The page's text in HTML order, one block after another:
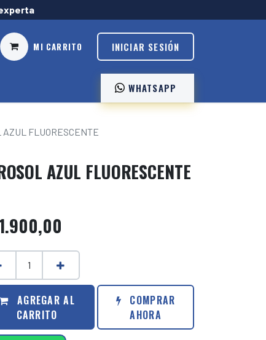
MI CARRITO INICIAR SESIÓN
WHATSAPP ️
AZUL FLUORESCENTE
AZUL FLUORESCENTE
AGREGAR AL
CARRITO
COMPRAR
AHORA